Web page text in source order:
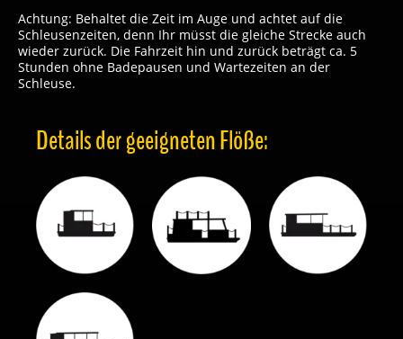
Achtung: Behaltet die Zeit im Auge und achtet auf die
Schleusenzeiten, denn Ihr müsst die gleiche Strecke auch
wieder zurück. Die Fahrzeit hin und zurück beträgt ca. 5
Stunden ohne Badepausen und Wartezeiten an der
Schleuse.
Details der geeigneten Flöße: